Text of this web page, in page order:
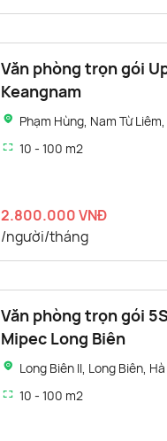
Văn phòng trọn gói
Keangnam
Phạm Hùng, Nam Từ
10 - 100 m2
2.800.000 VNĐ
/người/tháng
Văn phòng trọn gói
Mipec Long Biên
Long Biên II, Long Biên,
10 - 100 m2